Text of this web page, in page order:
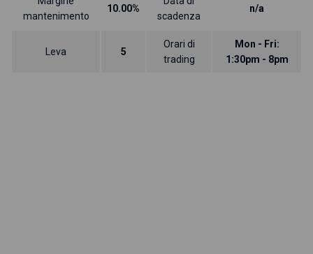
mantenimento
10.00%
scadenza
n/a
Leva 5
Orari di
trading
Mon - Fri:
1:30pm - 8pm